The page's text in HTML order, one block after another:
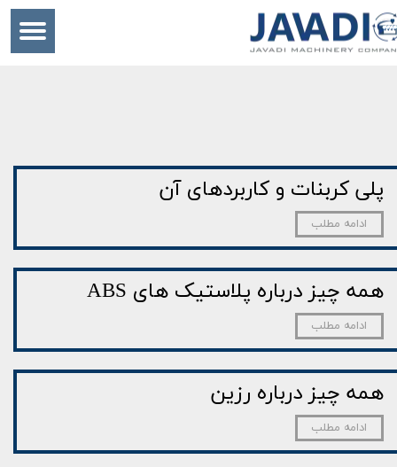
پلی کربنات و کاربردهای آن
ادامه مطلب
همه چیز درباره پلاستیک های ABS
ادامه مطلب
همه چیز درباره رزین
ادامه مطلب